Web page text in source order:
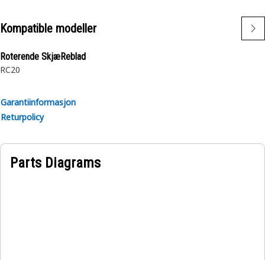
Utviklet for bruk i ekstremt krevende miljøer.
Kompatible modeller
Roterende SkjæReblad
RC20
Garantiinformasjon
Returpolicy
Parts Diagrams